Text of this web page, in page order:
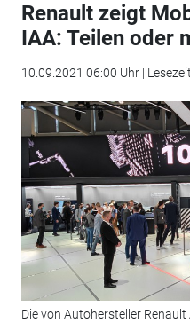
Renault zeigt
IAA: Teilen oder
10.09.2021 06:00 Uhr |
Die von Autohersteller